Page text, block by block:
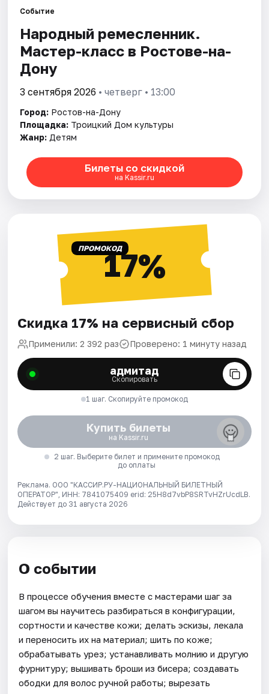
Города
Площадки
Артисты
Рейтинги
Событие
Народный ремесленник.
Мастер-класс в Ростове-на-
Дону
3 сентября 2026 • четверг • 13:00
Город: Ростов-на-Дону
Площадка: Троицкий Дом культуры
Жанр: Детям
Билеты со скидкой
на Kassir.ru
ПРОМОКОД17%
Скидка 17% на сервисный сбор
Применили: 2 392 раз Проверено: 1 минуту назад
адмитад
Скопировать
1 шаг. Скопируйте промокод
Купить билеты
на Kassir.ru
2 шаг. Выберите билет и примените промокод
до оплаты
Реклама. ООО "КАССИР.РУ-НАЦИОНАЛЬНЫЙ БИЛЕТНЫЙ
ОПЕРАТОР", ИНН: 7841075409 erid: 25H8d7vbP8SRTvHZrUcdLB.
Действует до 31 августа 2026
О событии
В процессе обучения вместе с мастерами шаг за
шагом вы научитесь разбираться в конфигурации,
сортности и качестве кожи; делать эскизы, лекала
и переносить их на материал; шить по коже;
обрабатывать урез; устанавливать молнию и другую
фурнитуру; вышивать броши из бисера; создавать
ободки для волос ручной работы; вырезать